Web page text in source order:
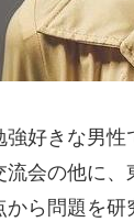
好きな男
会の他に
から問題を